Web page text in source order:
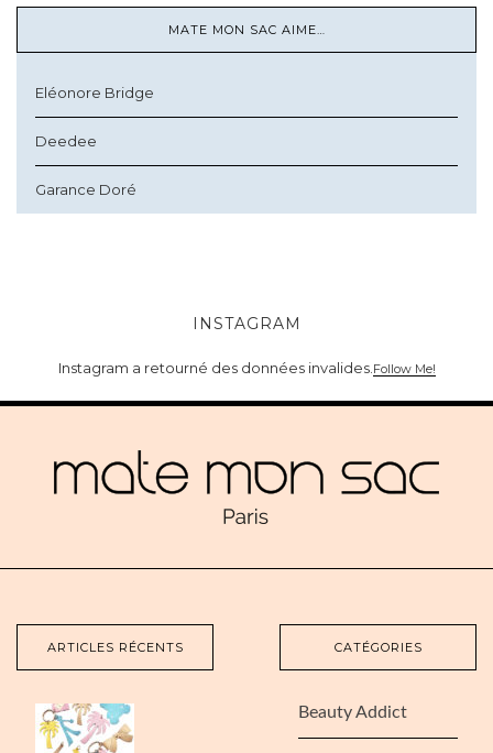
MATE MON SAC AIME…
Eléonore Bridge
Deedee
Garance Doré
INSTAGRAM
Instagram a retourné des données invalides. Follow Me!
ARTICLES RÉCENTS CATÉGORIES
Beauty Addict